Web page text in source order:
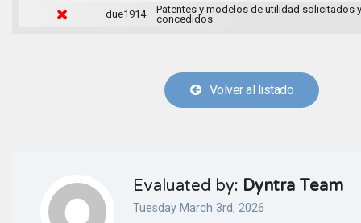
due1914
Patentes y modelos de utilidad solicitados
concedidos.
Volver al listado
Evaluated by: Dyntra Team
Tuesday March 3rd, 2026